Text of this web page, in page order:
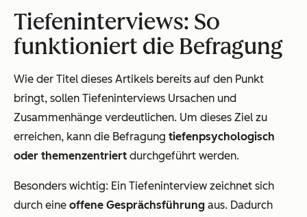
Tiefeninterviews: So
funktioniert die Befragung
Wie der Titel dieses Artikels bereits auf den Punkt
bringt, sollen Tiefeninterviews Ursachen und
Zusammenhänge verdeutlichen. Um dieses Ziel zu
erreichen, kann die Befragung tiefenpsychologisch
oder themenzentriert durchgeführt werden.
Besonders wichtig: Ein Tiefeninterview zeichnet sich
durch eine offene Gesprächsführung aus. Dadurch